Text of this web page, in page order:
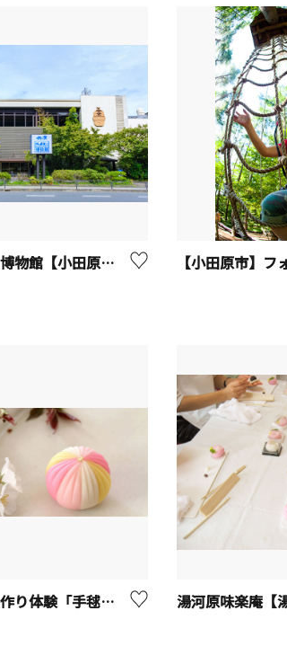
鈴廣かまぼこ博物館【小田原市】
鎌倉・和菓子作り体験「手毬」【鎌倉市】 湯河原味楽庵【